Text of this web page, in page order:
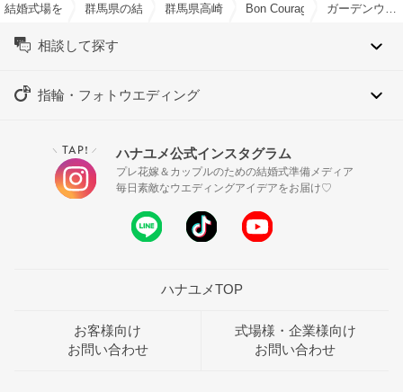
結婚式場を探すならハナユメ
群馬県の結婚式場一覧群馬県高崎市の結婚式場一覧
Bon Courageで結婚式
相談して探す
指輪・フォトウエディング
＼ TAP! ／ ハナユメ公式インスタグラム
プレ花嫁＆カップルのための結婚式準備メディア
毎日素敵なウエディングアイデアをお届け♡
ハナユメTOP
お客様向け
お問い合わせ
式場様・企業様向け
お問い合わせ